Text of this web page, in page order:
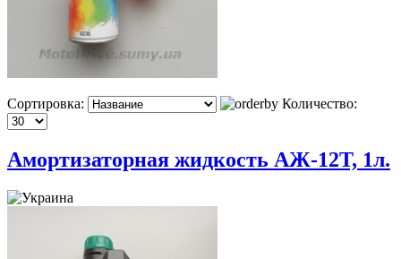
Сортировка: Количество:
Амортизаторная жидкость АЖ-12Т, 1л.